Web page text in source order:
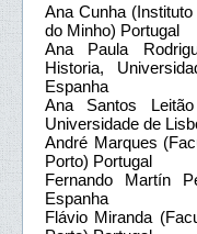
Ana Cunha
do Minho) Portugal
Ana Paula
Historia,
Espanha
Ana Santos
Universidade de
André Marques
Porto) Portugal
Fernando Martín
Espanha
Flávio Miranda